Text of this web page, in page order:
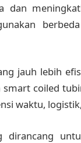
dan
jauh lebih
coiled
waktu,
dirancang